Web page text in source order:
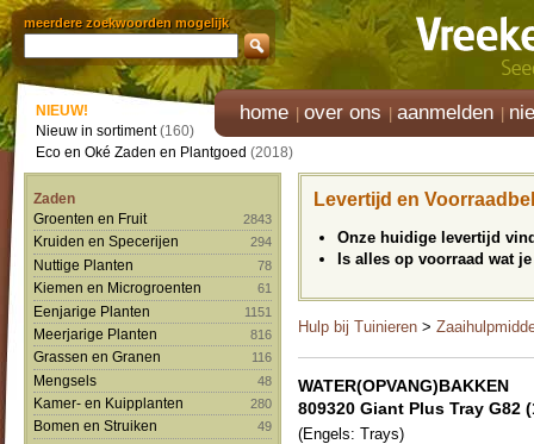
meerdere zoekwoorden mogelijk
home over ons aanmelden
NIEUW!
Nieuw in sortiment(160)
Eco en Oké Zaden en Plantgoed (2018)
Zaden
Groenten en Fruit
2843
Kruiden en Specerijen 294
Nuttige Planten 78
Kiemen en Microgroenten 61
Eenjarige Planten 1151
Meerjarige Planten 816
Grassen en Granen 116
Mengsels 48
Kamer- en Kuipplanten 280
Bomen en Struiken 49
Levertijd en
Onze huidige levertijd
Is alles op voorraad wat
Hulp bij Tuinieren >
WATER(OPVANG)BAKKEN
809320 Giant Plus Tray G82
(Engels: Trays)